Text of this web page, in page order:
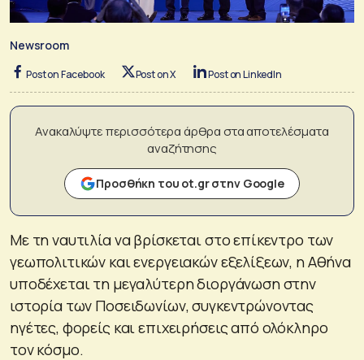
Newsroom
Post on Facebook Post on X Post on LinkedIn
Ανακαλύψτε περισσότερα άρθρα στα αποτελέσματα
αναζήτησης
Προσθήκη του ot.gr στην Google
Με τη ναυτιλία να βρίσκεται στο επίκεντρο των
γεωπολιτικών και ενεργειακών εξελίξεων, η Αθήνα
υποδέχεται τη μεγαλύτερη διοργάνωση στην
ιστορία των Ποσειδωνίων, συγκεντρώνοντας
ηγέτες, φορείς και επιχειρήσεις από ολόκληρο
τον κόσμο.